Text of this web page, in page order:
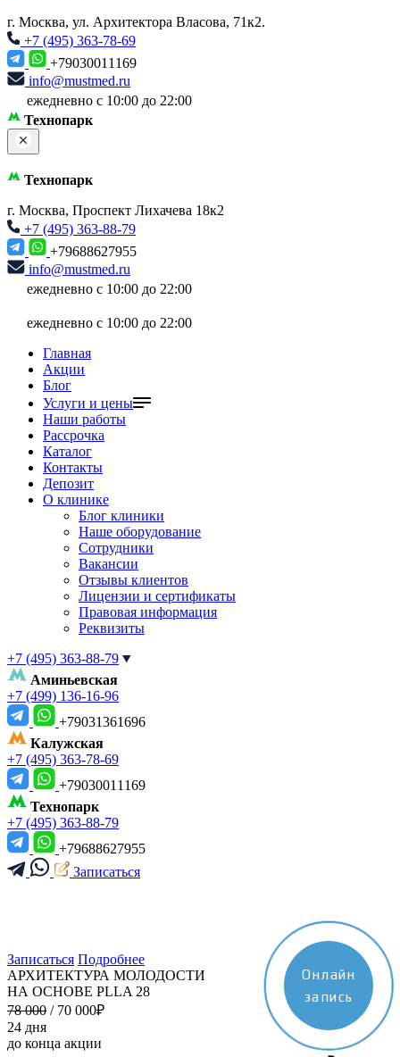
г. Москва, ул. Архитектора Власова, 71к2.
+7 (495) 363-78-69
+79030011169
info@mustmed.ru
ежедневно с 10:00 до 22:00
Технопарк
Технопарк
г. Москва, Проспект Лихачева 18к2
+7 (495) 363-88-79
+79688627955
info@mustmed.ru
ежедневно с 10:00 до 22:00
ежедневно с 10:00 до 22:00
Главная
Акции
Блог
Услуги и цены
Наши работы
Рассрочка
Каталог
Контакты
Депозит
О клинике
Блог клиники
Наше оборудование
Сотрудники
Вакансии
Отзывы клиентов
Лицензии и сертификаты
Правовая информация
Реквизиты
+7 (495) 363-88-79
Аминьевская
+7 (499) 136-16-96
+79031361696
Калужская
+7 (495) 363-78-69
+79030011169
Технопарк
+7 (495) 363-88-79
+79688627955
Записаться
Добро пожаловать в Mustmed! Просто запишитесь и получите
Записаться Подробнее
АРХИТЕКТУРА МОЛОДОСТИ
НА ОСНОВЕ PLLA 28
78 000 / 70 000₽
24 дня
до конца акции
Онлайн
запись